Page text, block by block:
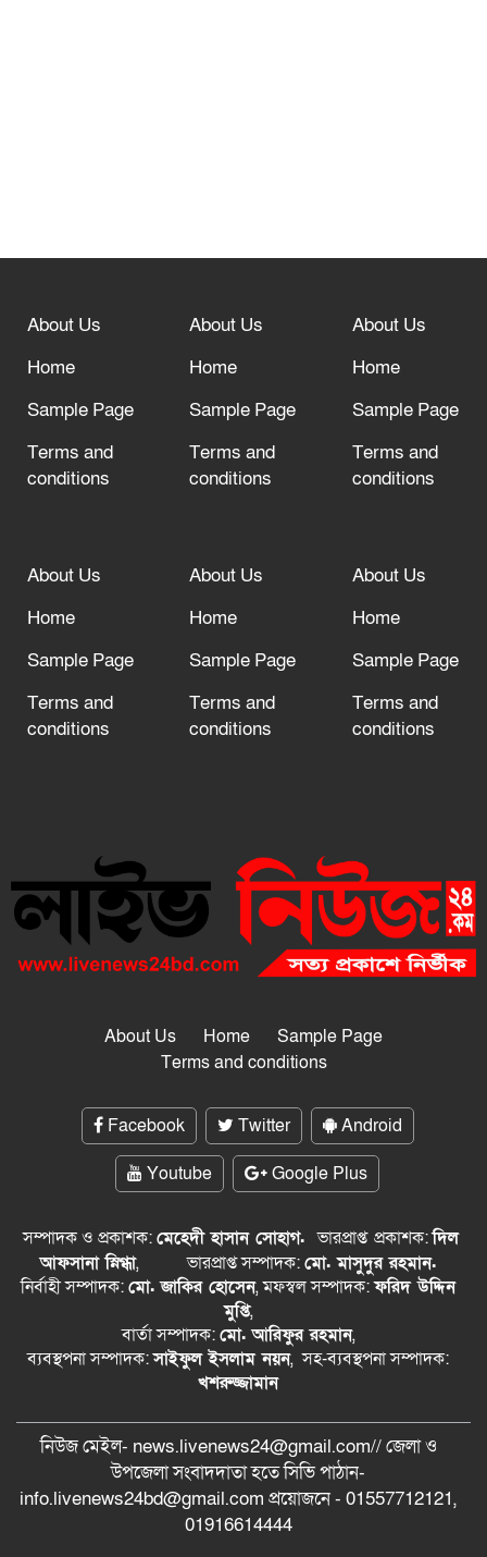
“অসহযোগ” আন্দোলনের হুমকি
দরজা খোলা রেখেছেন
About Us
Home
Sample Page
Terms and
conditions
About Us
Home
Sample Page
Terms and
conditions
About Us
Home
Sample Page
Terms and
conditions
About Us
Home
Sample Page
Terms and
conditions
About Us
Home
Sample Page
Terms and
conditions
About Us
Home
Sample Page
Terms and
conditions
About Us Home
Sample Page
Terms and conditions
Facebook Twitter
Android
Youtube
Google Plus
সম্পাদক ও প্রকাশক:মেহেদী হাসান সোহাগ.ভারপ্রাপ্ত প্রকাশক:দিল
আফসানা স্নিগ্ধা, ভারপ্রাপ্ত সম্পাদক:মো. মাসুদুর রহমান.
নির্বাহী সম্পাদক:মো. জাকির হোসেন, মফস্বল সম্পাদক:ফরিদ উদ্দিন
মুপ্তি,
বার্তা সম্পাদক:মো. আরিফুর রহমান,
ব্যবস্থপনা সম্পাদক:সাইফুল ইসলাম নয়ন, সহ-ব্যবস্থপনা সম্পাদক:
খশরুজ্জামান
নিউজ মেইল- news.livenews24@gmail.com// জেলা ও
‍উপজেলা সংবাদদাতা হতে সিভি পাঠান-
info.livenews24bd@gmail.com প্রয়োজনে - 01557712121,
01916614444